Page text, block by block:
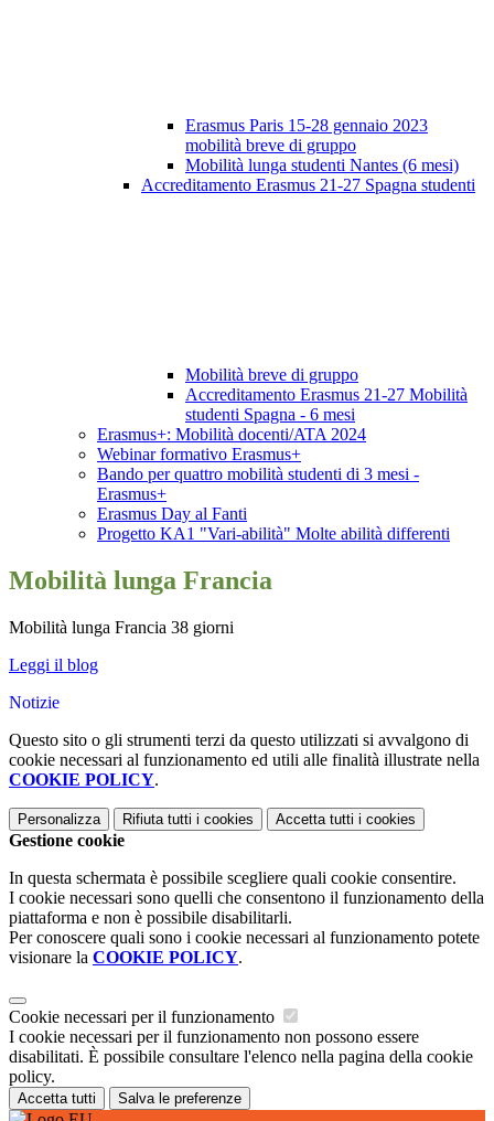
Erasmus Paris 15-28 gennaio 2023
mobilità breve di gruppo
Mobilità lunga studenti Nantes (6 mesi)
Accreditamento Erasmus 21-27 Spagna studenti
Mobilità breve di gruppo
Accreditamento Erasmus 21-27 Mobilità
studenti Spagna - 6 mesi
Erasmus+: Mobilità docenti/ATA 2024
Webinar formativo Erasmus+
Bando per quattro mobilità studenti di 3 mesi -
Erasmus+
Erasmus Day al Fanti
Progetto KA1 "Vari-abilità" Molte abilità differenti
Mobilità lunga Francia
Mobilità lunga Francia 38 giorni
Leggi il blog
Notizie
Questo sito o gli strumenti terzi da questo utilizzati si avvalgono di
cookie necessari al funzionamento ed utili alle finalità illustrate nella
COOKIE POLICY.
Personalizza Rifiuta tutti i cookies Accetta tutti i cookies
Gestione cookie
In questa schermata è possibile scegliere quali cookie consentire.
I cookie necessari sono quelli che consentono il funzionamento della
piattaforma e non è possibile disabilitarli.
Per conoscere quali sono i cookie necessari al funzionamento potete
visionare la COOKIE POLICY.
Cookie necessari per il funzionamento
I cookie necessari per il funzionamento non possono essere
disabilitati. È possibile consultare l'elenco nella pagina della cookie
policy.
Accetta tutti Salva le preferenze